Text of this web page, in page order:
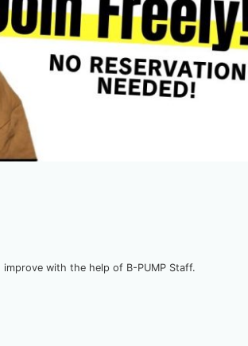
with the help of B-PUMP Staff.